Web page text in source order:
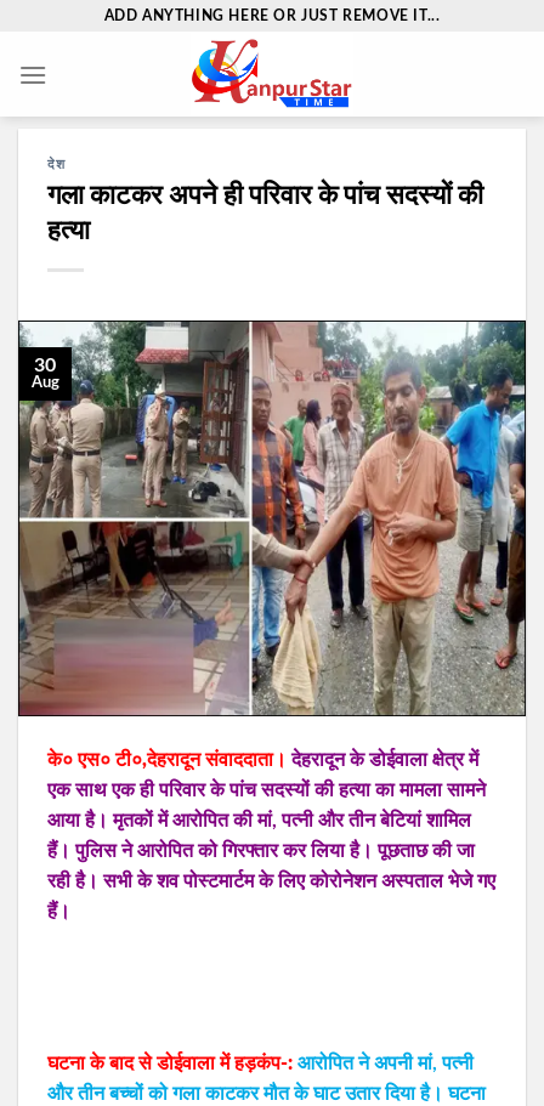
content
ADD ANYTHING HERE OR JUST REMOVE IT...
देश
गला काटकर अपने ही परिवार के पांच सदस्यों की
हत्या
30
Aug
के० एस० टी०,देहरादूनसंवाददाता। देहरादून के डोईवाला क्षेत्र में
एक साथ एक ही परिवार के पांच सदस्‍यों की हत्‍या का मामला सामने
आया है। मृतकों में आरो‍पित की मां, पत्‍नी और तीन बेटियां शामिल
हैं। पुलिस ने आरोपित को गिरफ्तार कर लिया है। पूछताछ की जा
रही है। सभी के शव पोस्टमार्टम के लिए कोरोनेशन अस्‍पताल भेजे गए
हैं।
घटना के बाद से डोईवाला में हड़कंप-: आरोपित ने अपनी मां, पत्‍नी
और तीन बच्‍चों को गला काटकर मौत के घाट उतार दिया है। घटना